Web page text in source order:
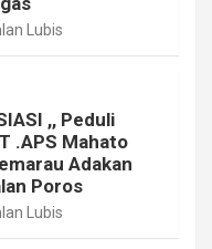
Lubis
,, Peduli
.APS Mahato
Adakan
Poros
Lubis